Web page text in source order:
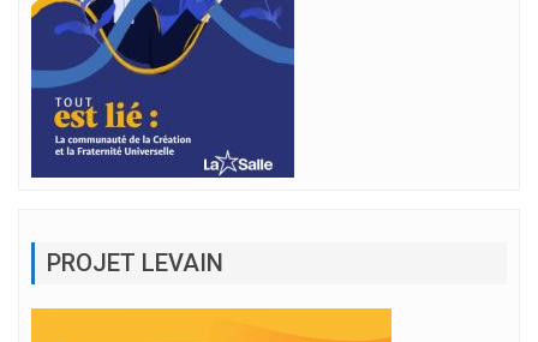
PROJET LEVAIN